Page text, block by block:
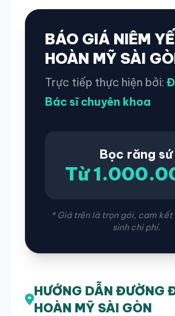
BÁO GIÁ NIÊM
HOÀN MỸ SÀI
Trực tiếp thực hiện bởi:
Bác sĩ chuyên khoa
Bọc răng sứ
Từ
* Giá trên là trọn gói, cam
sinh chi phí.
HƯỚNG DẪN ĐƯỜNG
HOÀN MỸ SÀI GÒN